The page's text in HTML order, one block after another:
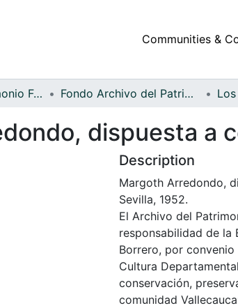
Communities &
Archivo del Patrimonio Fotográfico y Fílmico del Valle del Cauca Fondo Archivo del Patrimonio Fotográfico y Fílmico del Valle del Cauca
dispuesta a
Description
Margoth Arredondo,
Sevilla, 1952.
El Archivo del
responsabilidad de la
Borrero, por
Cultura
conservación,
comunidad